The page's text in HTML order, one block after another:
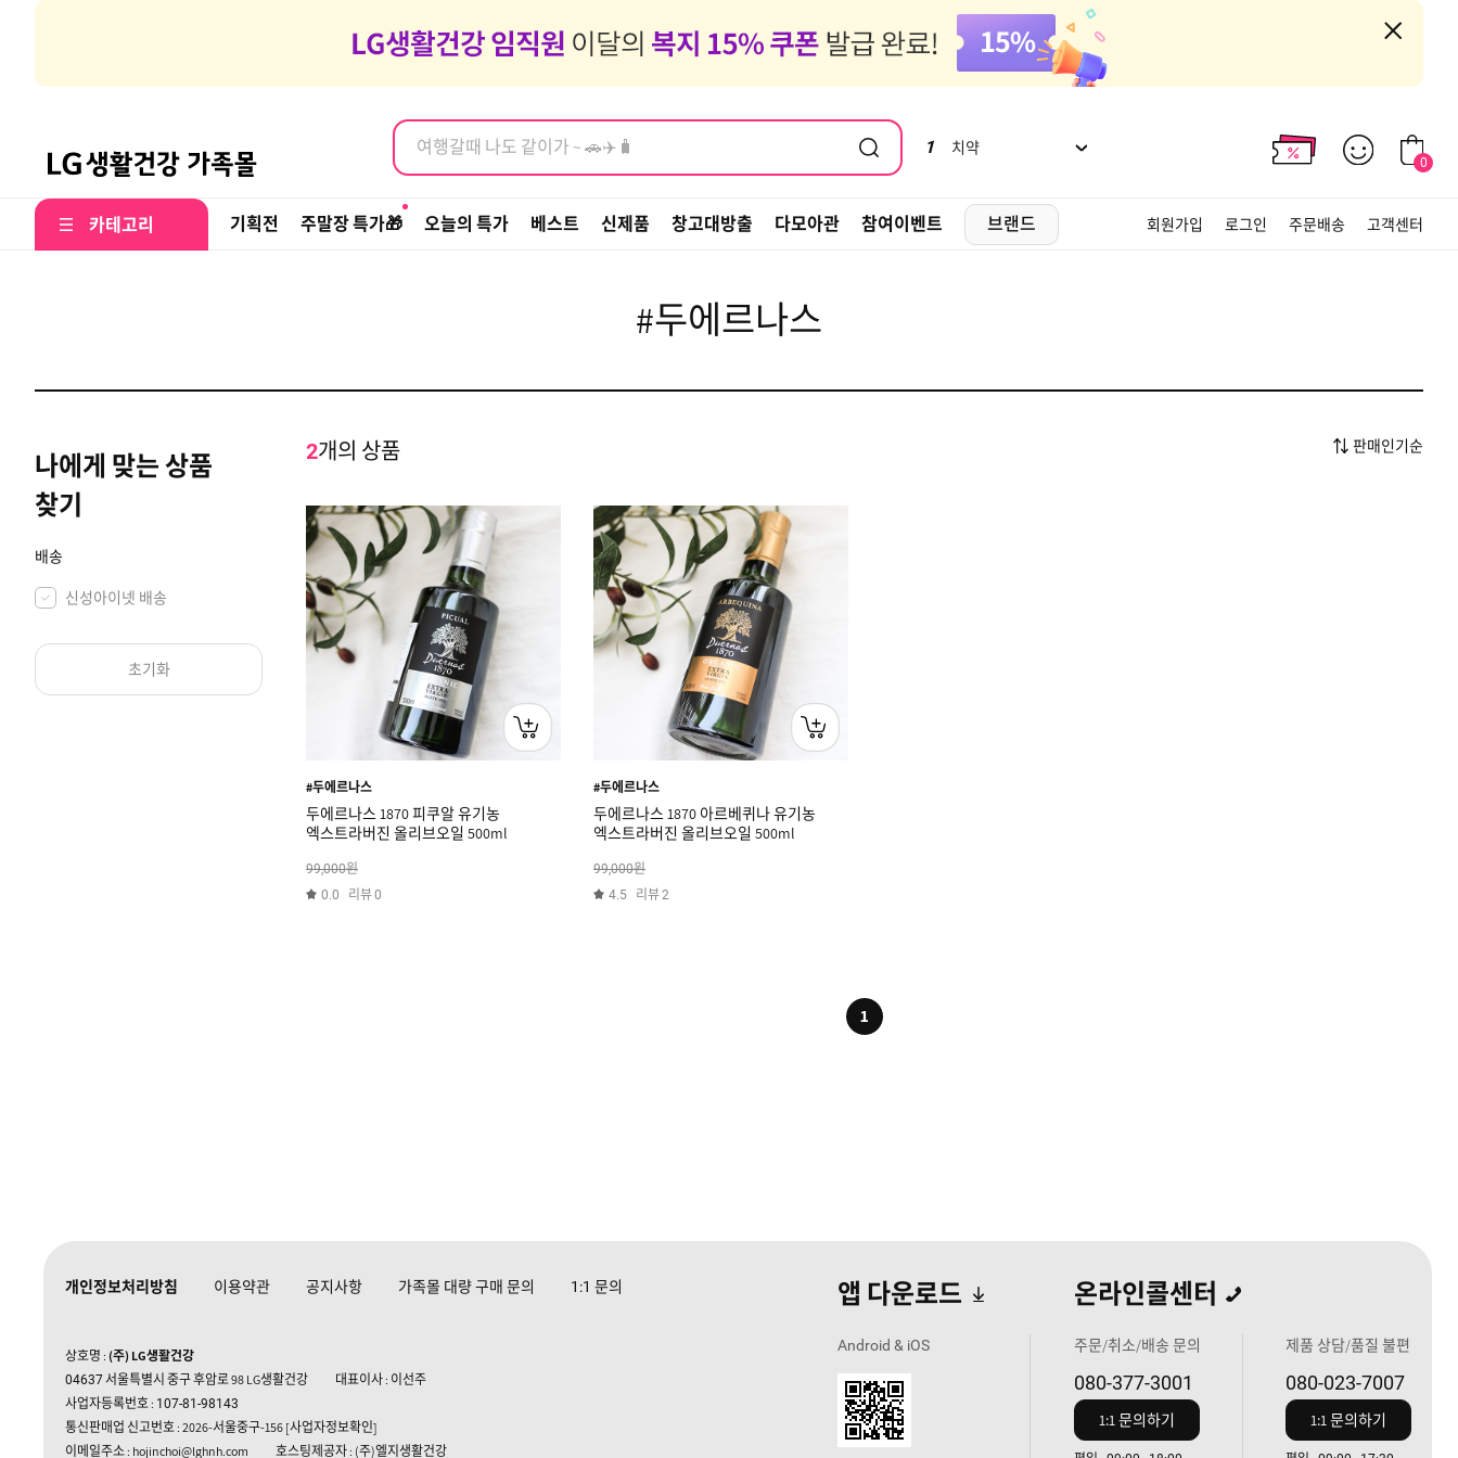
여행갈때 나도 같이가 ~ 🚗✈️🧳
여행갈때 나도 같이가 ~ 🚗✈️🧳 1 치약
0
카테고리 기획전 주말장 특가🎁 오늘의 특가 베스트 신제품 창고대방출 다모아관 참여이벤트 브랜드 회원가입 로그인 주문배송 고객센터
#두에르나스
나에게 맞는 상품
찾기
배송
신성아이넷 배송
초기화
2개의 상품 판매인기순
#두에르나스
두에르나스 1870 피쿠알 유기농
엑스트라버진 올리브오일 500ml
99,000원
0.0 리뷰0
#두에르나스
두에르나스 1870 아르베퀴나 유기농
엑스트라버진 올리브오일 500ml
99,000원
4.5 리뷰2
1
개인정보처리방침 이용약관 공지사항 가족몰 대량 구매 문의 1:1 문의
상호명 : (주) LG생활건강
04637서울특별시 중구 후암로 98 LG생활건강
대표이사 : 이선주
사업자등록번호 : 107-81-98143
통신판매업 신고번호 : 2026-서울중구-156 [사업자정보확인]
이메일주소 : hojinchoi@lghnh.com
호스팅제공자 : (주)엘지생활건강
앱 다운로드
Android & iOS
온라인콜센터
주문/취소/배송 문의
080-377-3001
1:1 문의하기
제품 상담/품질 불편
080-023-7007
1:1 문의하기